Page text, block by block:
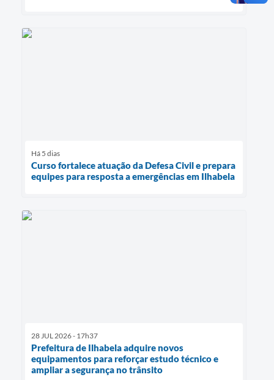
Há 5 dias
Curso fortalece atuação da Defesa Civil e prepara
equipes para resposta a emergências em Ilhabela
28 JUL 2026 - 17h37
Prefeitura de Ilhabela adquire novos
equipamentos para reforçar estudo técnico e
ampliar a segurança no trânsito